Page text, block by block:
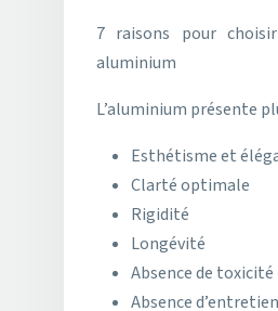
7 raisons pour
aluminium
L’aluminium présente
Esthétisme et
Clarté optimale
Rigidité
Longévité
Absence de toxicité
Absence d’entretien